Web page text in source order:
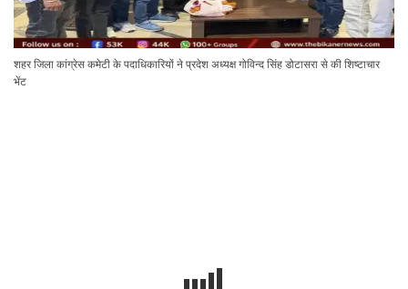
शहर जिला कांग्रेस कमेटी के पदाधिकारियों ने प्रदेश अध्यक्ष गोविन्द सिंह डोटासरा से की शिष्टाचार
भेंट